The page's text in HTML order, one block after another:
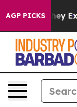
AGP PICKS
Proof They Exist